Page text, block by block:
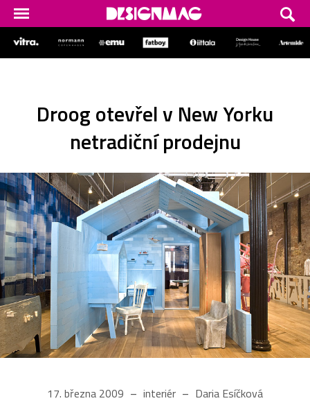
Droog otevřel v New Yorku
netradiční prodejnu
17. března 2009 interiér Daria Esíčková